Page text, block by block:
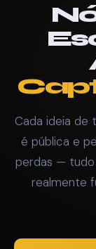
Cada ideia de
é pública e
perdas — tudo
realmente